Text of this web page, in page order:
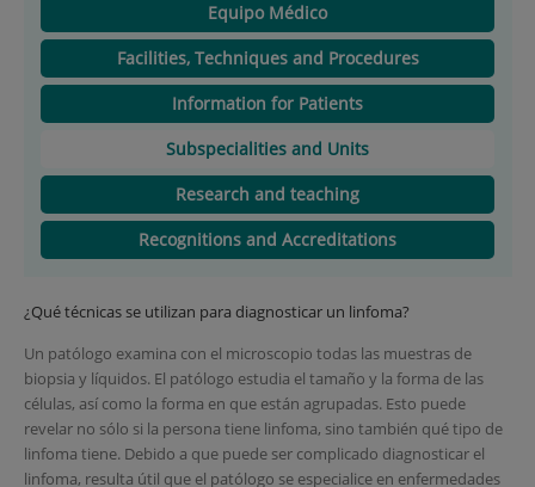
Equipo Médico
Facilities, Techniques and Procedures
Information for Patients
Subspecialities and Units
Research and teaching
Recognitions and Accreditations
¿Qué técnicas se utilizan para diagnosticar un linfoma?
Un patólogo examina con el microscopio todas las muestras de
biopsia y líquidos. El patólogo estudia el tamaño y la forma de las
células, así como la forma en que están agrupadas. Esto puede
revelar no sólo si la persona tiene linfoma, sino también qué tipo de
linfoma tiene. Debido a que puede ser complicado diagnosticar el
linfoma, resulta útil que el patólogo se especialice en enfermedades